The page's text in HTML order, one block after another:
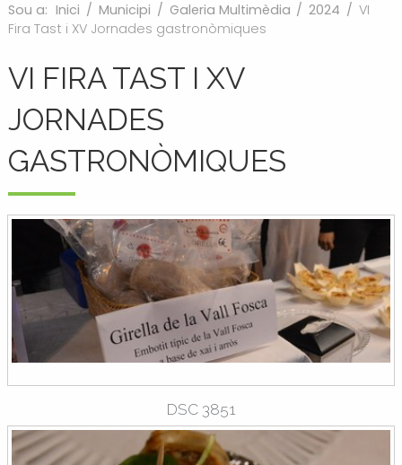
Sou a: Inici / Municipi / Galeria Multimèdia / 2024 / VI
Fira Tast i XV Jornades gastronòmiques
VI FIRA TAST I XV
JORNADES
GASTRONÒMIQUES
DSC 3851